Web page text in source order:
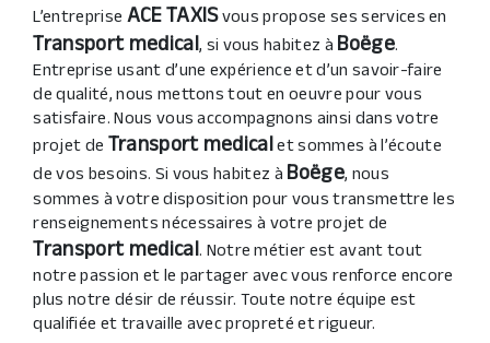
L’entrepriseACE TAXISvous propose ses services en
Transport medical, si vous habitez àBoëge.
Entreprise usant d’une expérience et d’un savoir-faire
de qualité, nous mettons tout en oeuvre pour vous
satisfaire. Nous vous accompagnons ainsi dans votre
projet deTransport medicalet sommes à l’écoute
de vos besoins. Si vous habitez àBoëge, nous
sommes à votre disposition pour vous transmettre les
renseignements nécessaires à votre projet de
Transport medical. Notre métier est avant tout
notre passion et le partager avec vous renforce encore
plus notre désir de réussir. Toute notre équipe est
qualifiée et travaille avec propreté et rigueur.